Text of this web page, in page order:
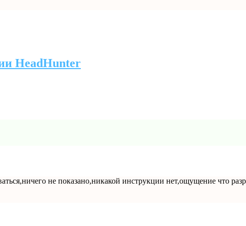
HeadHunter
не показано,никакой инструкции нет,ощущение что